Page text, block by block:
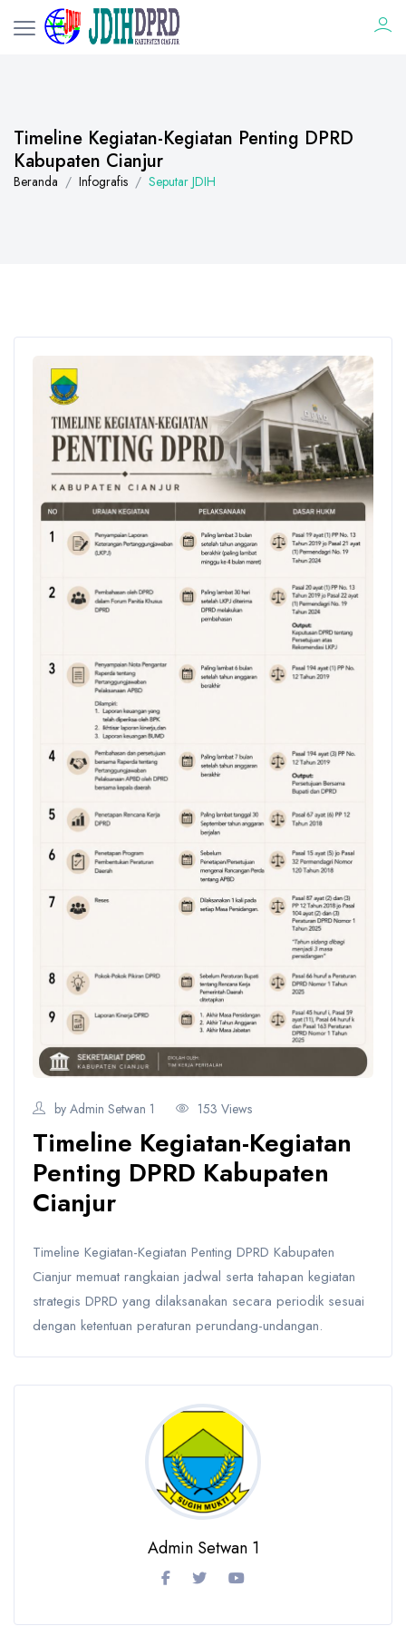
Timeline Kegiatan-Kegiatan Penting DPRD
Kabupaten Cianjur
Beranda Infografis Seputar JDIH
by Admin Setwan 1 153 Views
Timeline Kegiatan-Kegiatan
Penting DPRD Kabupaten
Cianjur
Timeline Kegiatan-Kegiatan Penting DPRD Kabupaten
Cianjur memuat rangkaian jadwal serta tahapan kegiatan
strategis DPRD yang dilaksanakan secara periodik sesuai
dengan ketentuan peraturan perundang-undangan.
Admin Setwan 1